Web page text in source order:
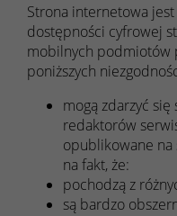
Strona internetowa
dostępności cyfrowej
mobilnych podmiotów
poniższych
mogą zdarzyć
redaktorów
opublikowane na
na fakt, że:
pochodzą z
są bardzo